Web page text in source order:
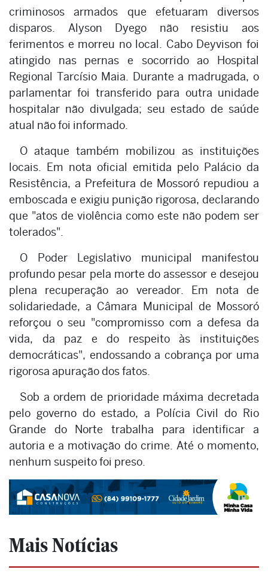
criminosos armados que efetuaram diversos
disparos. Alyson Dyego não resistiu aos
ferimentos e morreu no local. Cabo Deyvison foi
atingido nas pernas e socorrido ao Hospital
Regional Tarcísio Maia. Durante a madrugada, o
parlamentar foi transferido para outra unidade
hospitalar não divulgada; seu estado de saúde
atual não foi informado.
O ataque também mobilizou as instituições
locais. Em nota oficial emitida pelo Palácio da
Resistência, a Prefeitura de Mossoró repudiou a
emboscada e exigiu punição rigorosa, declarando
que "atos de violência como este não podem ser
tolerados".
O Poder Legislativo municipal manifestou
profundo pesar pela morte do assessor e desejou
plena recuperação ao vereador. Em nota de
solidariedade, a Câmara Municipal de Mossoró
reforçou o seu "compromisso com a defesa da
vida, da paz e do respeito às instituições
democráticas", endossando a cobrança por uma
rigorosa apuração dos fatos.
Sob a ordem de prioridade máxima decretada
pelo governo do estado, a Polícia Civil do Rio
Grande do Norte trabalha para identificar a
autoria e a motivação do crime. Até o momento,
nenhum suspeito foi preso.
Mais Notícias